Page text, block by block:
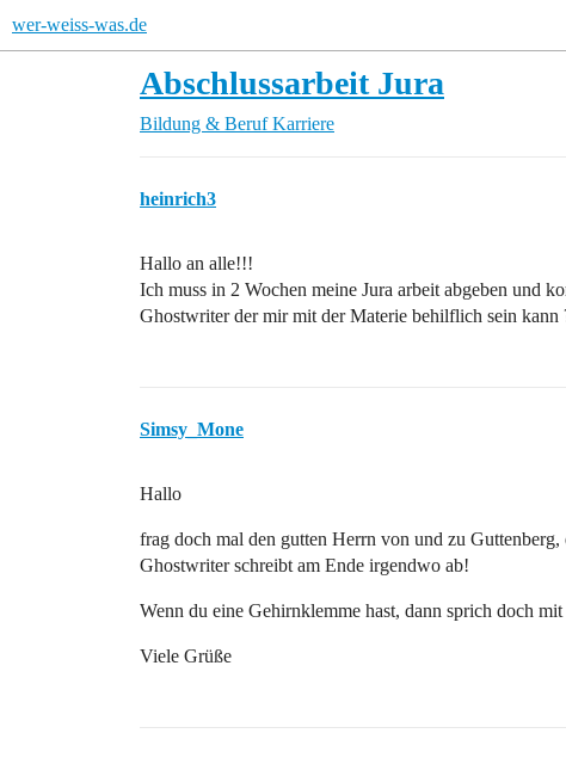
wer-weiss-was.de
Abschlussarbeit Jura
Bildung & Beruf Karriere
heinrich3
Hallo an alle!!!
Ich muss in 2 Wochen meine Jura arbeit abgeben und
Ghostwriter der mir mit der Materie behilflich sein
Simsy_Mone
Hallo
frag doch mal den gutten Herrn von und zu
Ghostwriter schreibt am Ende irgendwo ab!
Wenn du eine Gehirnklemme hast, dann sprich doch
Viele Grüße